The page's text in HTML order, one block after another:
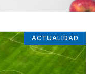
ACTUALIDAD